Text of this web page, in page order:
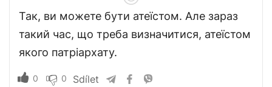
Так, ви можете бути атеїстом. Але зараз
такий час, що треба визначитися, атеїстом
якого патріархату.
0 0 Sdílet